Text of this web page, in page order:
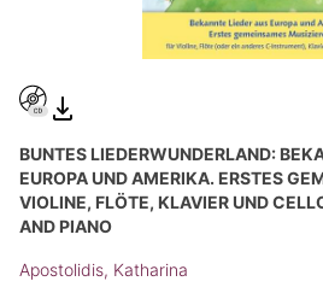
BUNTES LIEDERWUNDERLAND:
EUROPA UND AMERIKA. ERSTES
VIOLINE, FLÖTE, KLAVIER UND
AND PIANO
Apostolidis, Katharina